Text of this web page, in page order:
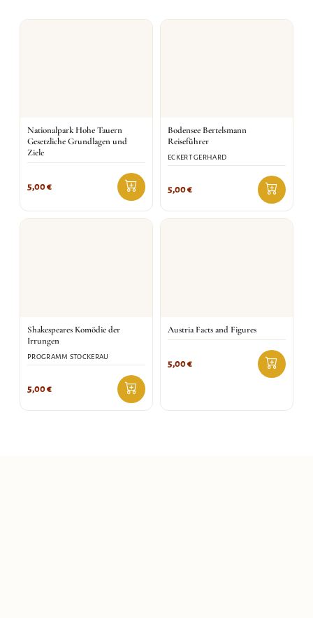
Nationalpark Hohe Tauern
Gesetzliche Grundlagen und
Ziele
5,00€
Bodensee Bertelsmann
Reiseführer
ECKERT GERHARD
5,00€
Shakespeares Komödie der
Irrungen
PROGRAMM STOCKERAU
5,00€
Austria Facts and Figures
5,00€